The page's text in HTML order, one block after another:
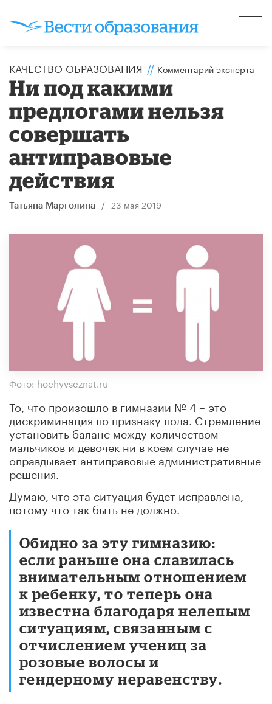
КАЧЕСТВО ОБРАЗОВАНИЯ // Комментарий эксперта
Ни под какими
предлогами нельзя
совершать
антиправовые
действия
Татьяна Марголина / 23 мая 2019
Фото: hochyvseznat.ru
То, что произошло в гимназии № 4 – это
дискриминация по признаку пола. Стремление
установить баланс между количеством
мальчиков и девочек ни в коем случае не
оправдывает антиправовые административные
решения.
Думаю, что эта ситуация будет исправлена,
потому что так быть не должно.
Обидно за эту гимназию:
если раньше она славилась
внимательным отношением
к ребенку, то теперь она
известна благодаря нелепым
ситуациям, связанным с
отчислением учениц за
розовые волосы и
гендерному неравенству.